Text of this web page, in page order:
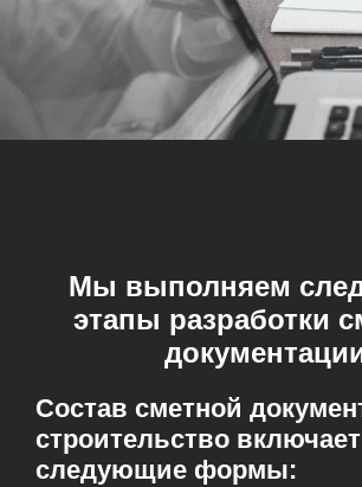
Мы выполняем
этапы разработки
Состав сметной
строительство включает
следующие формы: